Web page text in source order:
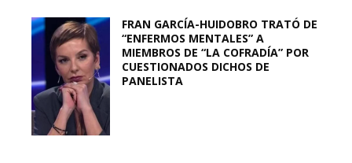
FRAN GARCÍA-HUIDOBRO TRATÓ DE
“ENFERMOS MENTALES” A
MIEMBROS DE “LA COFRADÍA” POR
CUESTIONADOS DICHOS DE
PANELISTA